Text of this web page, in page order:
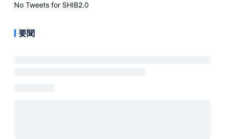
No Tweets for SHIB2.0
要聞